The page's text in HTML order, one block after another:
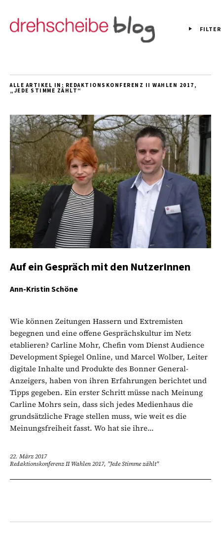
FILTER
ALLE ARTIKEL IN: REDAKTIONSKONFERENZ II WAHLEN 2017,
„JEDE STIMME ZÄHLT“
Auf ein Gespräch mit den NutzerInnen
Ann-Kristin Schöne
Wie können Zeitungen Hassern und Extremisten
begegnen und eine offene Gesprächskultur im Netz
etablieren? Carline Mohr, Chefin vom Dienst Audience
Development Spiegel Online, und Marcel Wolber, Leiter
digitale Inhalte und Produkte des Bonner General-
Anzeigers, haben von ihren Erfahrungen berichtet und
Tipps gegeben. Ein erster Schritt müsse nach Meinung
Carline Mohrs sein, dass sich jedes Medienhaus die
grundsätzliche Frage stellen muss, wie weit es die
Meinungsfreiheit fasst. Wo hat sie ihre...
22. März 2017
Redaktionskonferenz II Wahlen 2017, "Jede Stimme zählt"